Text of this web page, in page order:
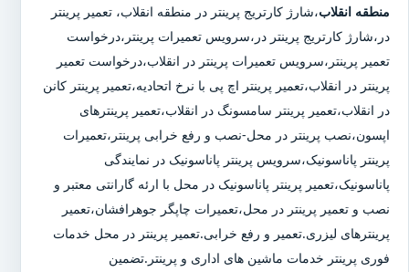
منطقه انقلاب،شارژ کارتریج پرینتر در منطقه انقلاب، تعمیر پرینتر
در،شارژ کارتریج پرینتر در،سرویس تعمیرات پرینتر،درخواست
تعمیر پرینتر،سرویس تعمیرات پرینتر در انقلاب،درخواست تعمیر
پرینتر در انقلاب،تعمیر پرینتر اچ پی با نرخ اتحادیه،تعمیر پرینتر کانن
در انقلاب،تعمیر پرینتر سامسونگ در انقلاب،تعمیر پرینترهای
اپسون،نصب پرینتر در محل-نصب و رفع خرابی پرینتر،تعمیرات
پرینتر پاناسونیک،سرویس پرینتر پاناسونیک در نمایندگی
پاناسونیک،تعمیر پرینتر پاناسونیک در محل با ارئه گارانتی معتبر و
نصب و تعمیر پرینتر در محل،تعمیرات چاپگر جوهرافشان،تعمیر
پرینترهای لیزری.تعمیر و رفع خرابی.تعمیر پرینتر در محل خدمات
فوری پرینتر خدمات ماشین های اداری و پرینتر.تضمین